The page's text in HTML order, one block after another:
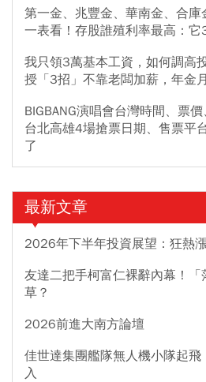
第一金、兆豐金、華南金、合
一表看！存股誰殖利率最高：它
我只領3萬基本工資，如何調高
授「3招」不靠老闆加薪，年金
BIGBANG演唱會台灣時間、票
台北高雄4場搶票日期、售票
了
最新文章
2026年下半年投資展望：狂熱
友達二把手柯富仁裸辭內幕！「
草？
2026前進大南方論壇
佳世達集團艦隊無人機小隊起
入